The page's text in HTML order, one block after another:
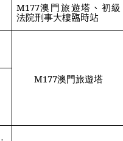
M177澳門旅遊塔 、 初級
法院刑事大樓臨時站
M177澳門旅遊塔